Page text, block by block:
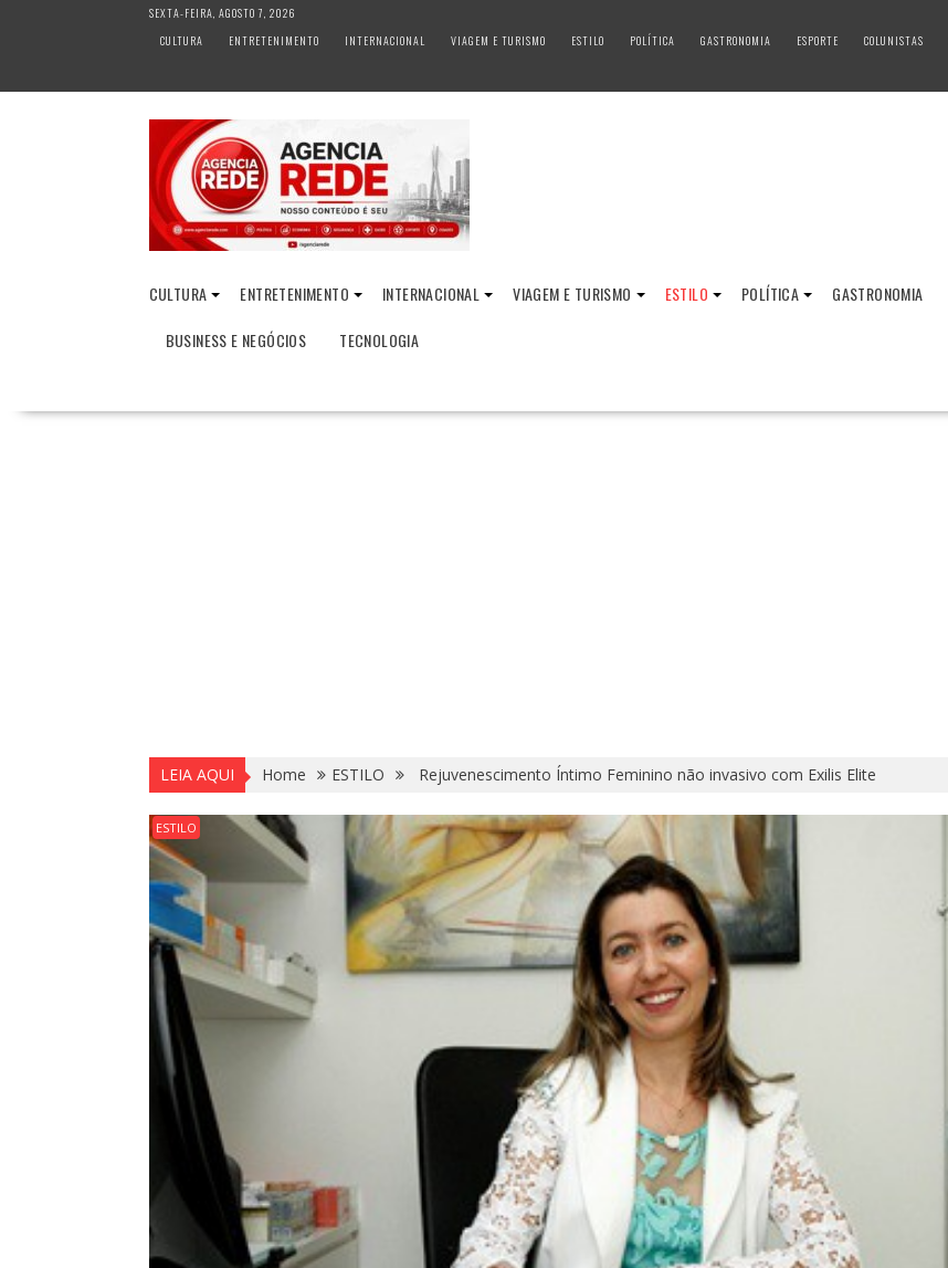
SEXTA-FEIRA, AGOSTO 7, 2026
CULTURA
ENTRETENIMENTO INTERNACIONAL VIAGEM E TURISMO ESTILO POLÍTICA GASTRONOMIA ESPORTE COLUNISTAS
CULTURA ENTRETENIMENTO INTERNACIONAL VIAGEM E TURISMO ESTILO POLÍTICA GASTRONOMIA
BUSINESS E NEGÓCIOS
TECNOLOGIA
LEIA AQUI Home ESTILO Rejuvenescimento Íntimo Feminino não invasivo com Exilis Elite
ESTILO